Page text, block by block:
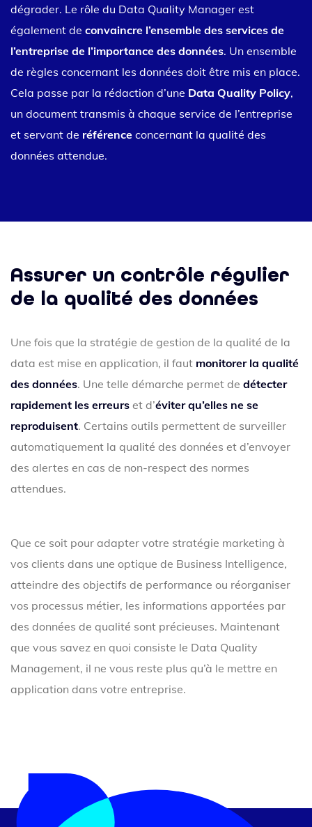
dégrader. Le rôle du Data Quality Manager est
également de convaincre l’ensemble des services de
l’entreprise de l’importance des données. Un ensemble
de règles concernant les données doit être mis en place.
Cela passe par la rédaction d’une Data Quality Policy,
un document transmis à chaque service de l’entreprise
et servant de référence concernant la qualité des
données attendue.
Assurer un contrôle régulier
de la qualité des données
Une fois que la stratégie de gestion de la qualité de la
data est mise en application, il faut monitorer la qualité
des données. Une telle démarche permet de détecter
rapidement les erreurs et d’éviter qu’elles ne se
reproduisent. Certains outils permettent de surveiller
automatiquement la qualité des données et d’envoyer
des alertes en cas de non-respect des normes
attendues.
Que ce soit pour adapter votre stratégie marketing à
vos clients dans une optique de Business Intelligence,
atteindre des objectifs de performance ou réorganiser
vos processus métier, les informations apportées par
des données de qualité sont précieuses. Maintenant
que vous savez en quoi consiste le Data Quality
Management, il ne vous reste plus qu’à le mettre en
application dans votre entreprise.